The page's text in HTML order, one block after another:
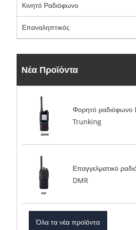
Κινητό Ραδιόφωνο
Επαναληπτικός
Νέα Προϊόντα
Φορητό ραδιόφωνο
Trunking
Επαγγελματικό
DMR
Όλα τα νέα προϊόντα